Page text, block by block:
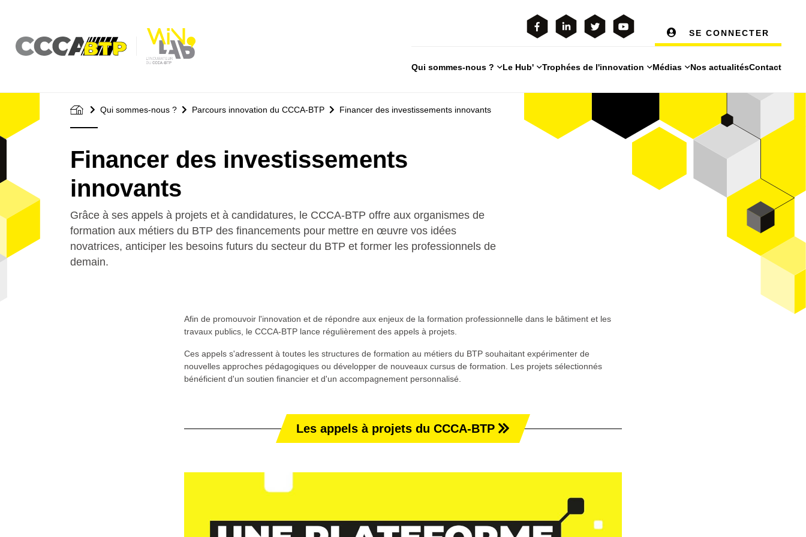
contenu
principal
SE CONNECTER
Qui sommes-nous ? Le Hub' Trophées de l'innovation Médias Nos actualitésContact
Qui sommes-nous ? Parcours innovation du CCCA-BTP Financer des investissements innovants
Financer des investissements
innovants
Grâce à ses appels à projets et à candidatures, le CCCA-BTP offre aux organismes de
formation aux métiers du BTP des financements pour mettre en œuvre vos idées
novatrices, anticiper les besoins futurs du secteur du BTP et former les professionnels de
demain.
Afin de promouvoir l'innovation et de répondre aux enjeux de la formation professionnelle dans le bâtiment et les
travaux publics, le CCCA-BTP lance régulièrement des appels à projets.
Ces appels s'adressent à toutes les structures de formation au métiers du BTP souhaitant expérimenter de
nouvelles approches pédagogiques ou développer de nouveaux cursus de formation. Les projets sélectionnés
bénéficient d'un soutien financier et d'un accompagnement personnalisé.
Les appels à projets du CCCA-BTP